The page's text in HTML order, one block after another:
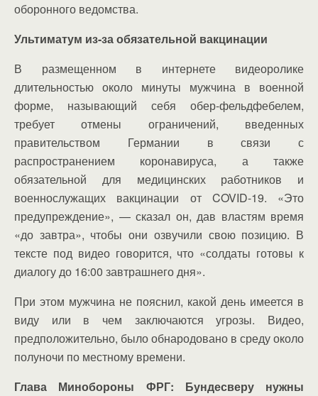
оборонного ведомства.
Ультиматум из-за обязательной вакцинации
В размещенном в интернете видеоролике
длительностью около минуты мужчина в военной
форме, называющий себя обер-фельдфебелем,
требует отмены ограничений, введенных
правительством Германии в связи с
распространением коронавируса, а также
обязательной для медицинских работников и
военнослужащих вакцинации от COVID-19. «Это
предупреждение», — сказал он, дав властям время
«до завтра», чтобы они озвучили свою позицию. В
тексте под видео говорится, что «солдаты готовы к
диалогу до 16:00 завтрашнего дня».
При этом мужчина не пояснил, какой день имеется в
виду или в чем заключаются угрозы. Видео,
предположительно, было обнародовано в среду около
полуночи по местному времени.
Глава Минобороны ФРГ: Бундесверу нужны